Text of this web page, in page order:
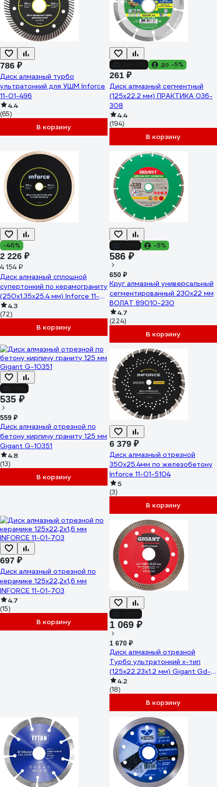
786 ₽
Диск алмазный турбо
ультратонкий для УШМ Inforce
11-01-496
4.4
(65)
В корзину
до -5%
261 ₽
Диск алмазный сегментный
(125х22.2 мм) ПРАКТИКА 036-
308
4.4
(194)
В корзину
-46%
2 226 ₽
4 154 ₽
Диск алмазный сплошной
супертонкий по керамограниту
(250х1.35x25.4 мм) Inforce 11-
01-512
4.3
(72)
В корзину
-5%
586 ₽
650 ₽
Круг алмазный универсальный
сегментированный 230х22 мм
ВОЛАТ 89010-230
4.7
(224)
В корзину
535 ₽
559 ₽
Диск алмазный отрезной по
бетону кирпичу граниту 125 мм
Gigant G-10351
4.8
(13)
В корзину
6 379 ₽
Диск алмазный отрезной
350x25.4мм по железобетону
Inforce 11-01-5104
5
(3)
В корзину
697 ₽
Диск алмазный отрезной по
керамике 125х22,2х1,6 мм
INFORCE 11-01-703
4.7
(15)
В корзину 1 069 ₽
1 670 ₽
Диск алмазный отрезной
Турбо ультратонкий х-тип
(125x22.23х1.2 мм) Gigant Gd-
2512
4.2
(18)
В корзину